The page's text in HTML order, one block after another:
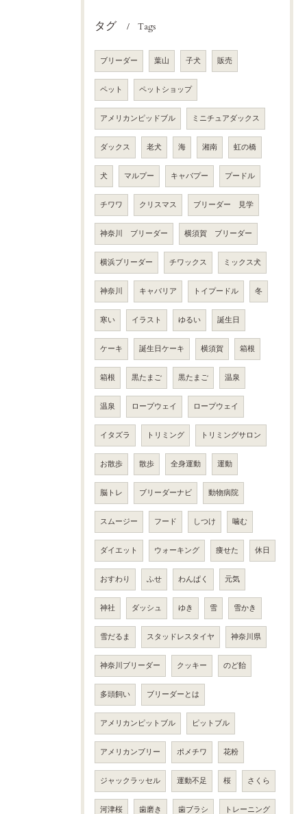
タグ Tags
ブリーダー 葉山 子犬 販売
ペット ペットショップ
アメリカンピッドブル ミニチュアダックス
ダックス 老犬 海 湘南 虹の橋
犬 マルプー キャバプー プードル
チワワ クリスマス ブリーダー 見学
神奈川 ブリーダー 横須賀 ブリーダー
横浜ブリーダー チワックス ミックス犬
神奈川 キャバリア トイプードル 冬
寒い イラスト ゆるい 誕生日
ケーキ 誕生日ケーキ 横須賀 箱根
箱根 黒たまご 黒たまご 温泉
温泉 ロープウェイ ロープウェイ
イタズラ トリミング トリミングサロン
お散歩 散歩 全身運動 運動
脳トレ ブリーダーナビ 動物病院
スムージー フード しつけ 噛む
ダイエット ウォーキング 痩せた 休日
おすわり ふせ わんぱく 元気
神社 ダッシュ ゆき 雪 雪かき
雪だるま スタッドレスタイヤ 神奈川県
神奈川ブリーダー クッキー のど飴
多頭飼い ブリーダーとは
アメリカンピットブル ピットブル
アメリカンブリー ポメチワ 花粉
ジャックラッセル 運動不足 桜 さくら
河津桜 歯磨き 歯ブラシ トレーニング